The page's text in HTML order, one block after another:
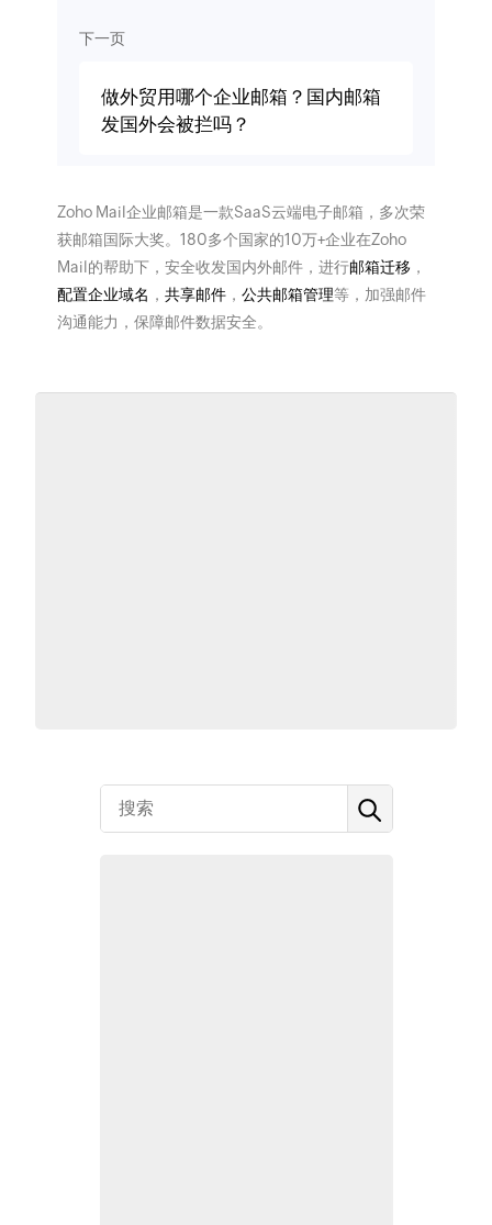
下一页
做外贸用哪个企业邮箱？国内邮箱
发国外会被拦吗？
Zoho Mail企业邮箱是一款SaaS云端电子邮箱，多次荣
获邮箱国际大奖。180多个国家的10万+企业在Zoho
Mail的帮助下，安全收发国内外邮件，进行邮箱迁移 ，
配置企业域名 ， 共享邮件， 公共邮箱管理等，加强邮件
沟通能力，保障邮件数据安全。